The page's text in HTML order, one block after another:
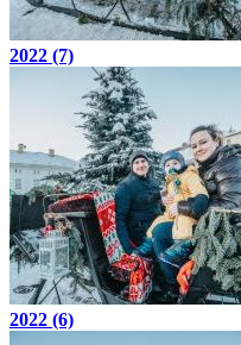
2022 (7)
2022 (6)